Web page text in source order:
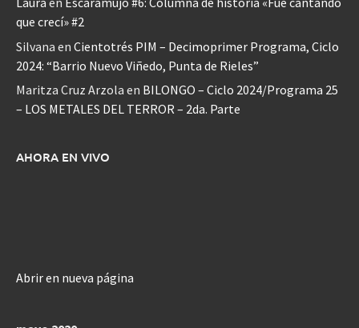
que crecí» #2
Silvana en Cientotrés PIM – Decimoprimer Programa, Ciclo
2024: “Barrio Nuevo Viñedo, Punta de Rieles”
Maritza Cruz Arzola en BILONGO – Ciclo 2024/Programa 25
– LOS METALES DEL TERROR – 2da. Parte
AHORA EN VIVO
Abrir en nueva página